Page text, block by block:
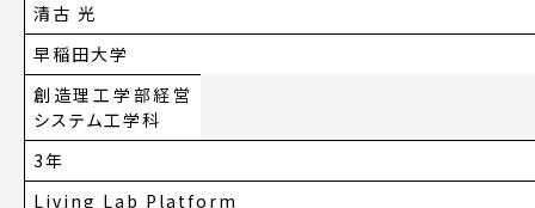
清古 光
早稲田大学
創造理工学部経営
システム工学科
3年
Living Lab Platform